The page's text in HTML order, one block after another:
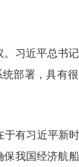
习近平总书
部署，具有
有习近平新
我国经济航